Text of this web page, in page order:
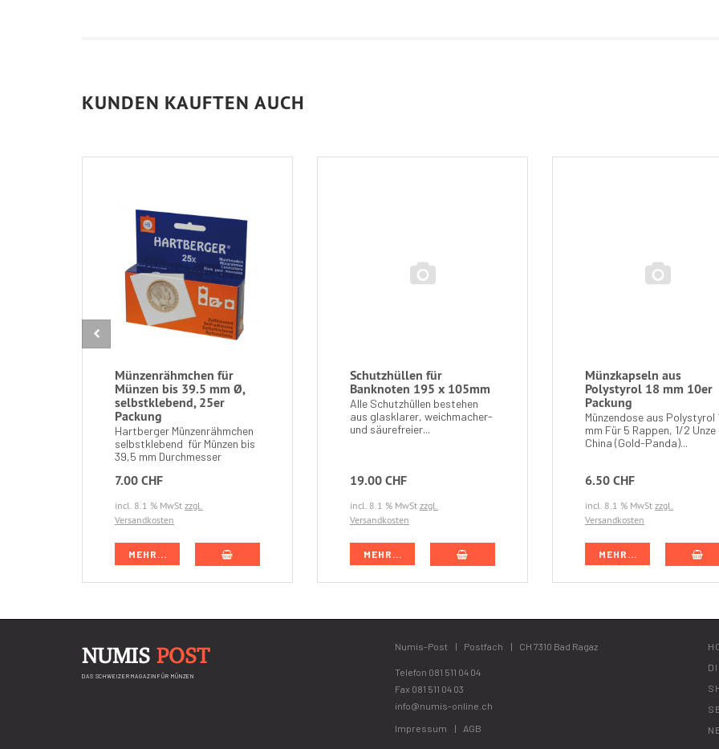
KUNDEN KAUFTEN AUCH
Münzenrähmchen für
Münzen bis 39.5 mm Ø,
selbstklebend, 25er
Packung
Hartberger Münzenrähmchen
selbstklebend für Münzen bis
39,5 mm Durchmesser
7.00 CHF
incl. 8.1 % MwSt zzgl.
Versandkosten
MEHR... IN DEN WARENKORB
Schutzhüllen für
Banknoten 195 x 105mm
Alle Schutzhüllen bestehen
aus glasklarer, weichmacher-
und säurefreier...
19.00 CHF
incl. 8.1 % MwSt zzgl.
Versandkosten
MEHR... IN DEN WARENKORB
Münzkapseln aus
Polystyrol 18 mm 10er
Packung
Münzendose aus Polystyrol
mm Für 5 Rappen, 1/2 Unze
China (Gold-Panda)...
6.50 CHF
incl. 8.1 % MwSt zzgl.
Versandkosten
MEHR... IN
NUMIS POST
DAS SCHWEIZER MAGAZIN FÜR MÜNZEN
Numis-Post Postfach CH 7310 Bad Ragaz
Telefon 081 511 04 04
Fax 081 511 04 03
info@numis-online.ch
Impressum
AGB